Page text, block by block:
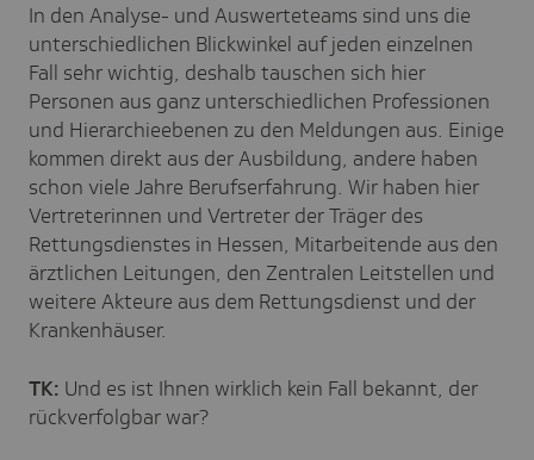
In den Analyse- und Auswerteteams sind uns die
unterschiedlichen Blickwinkel auf jeden einzelnen
Fall sehr wichtig, deshalb tauschen sich hier
Personen aus ganz unterschiedlichen Professionen
und Hierarchieebenen zu den Meldungen aus. Einige
kommen direkt aus der Ausbildung, andere haben
schon viele Jahre Berufserfahrung. Wir haben hier
Vertreterinnen und Vertreter der Träger des
Rettungsdienstes in Hessen, Mitarbeitende aus den
ärztlichen Leitungen, den Zentralen Leitstellen und
weitere Akteure aus dem Rettungsdienst und der
Krankenhäuser.
TK: Und es ist Ihnen wirklich kein Fall bekannt, der
rückverfolgbar war?